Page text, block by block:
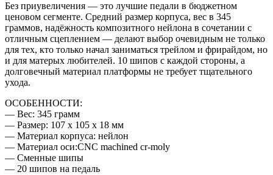
Без приувеличения — это лучшие педали в бюджетном
ценовом сегменте. Средний размер корпуса, вес в 345
граммов, надёжность композитного нейлона в сочетании с
отличным сцеплением — делают выбор очевидным не только
для тех, кто только начал заниматься трейлом и фрирайдом, но
и для матерых любителей. 10 шипов с каждой стороны, а
долговечный материал платформы не требует тщательного
ухода.
ОСОБЕННОСТИ:
— Вес: 345 грамм
— Размер: 107 х 105 х 18 мм
— Материал корпуса: нейлон
— Материал оси:CNC machined cr-moly
— Сменные шипы
— 20 шипов на педаль